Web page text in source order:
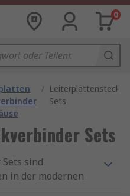
0
/
Sets
Sets
sind
in der modernen